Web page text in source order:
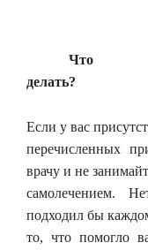
Что
делать?
Если у вас
перечисленных
врачу и не
самолечением.
подходил бы
то, что помогло